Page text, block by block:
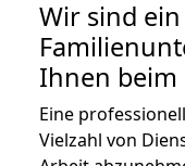
Wir sind ein
Ihnen beim
Eine
Vielzahl von